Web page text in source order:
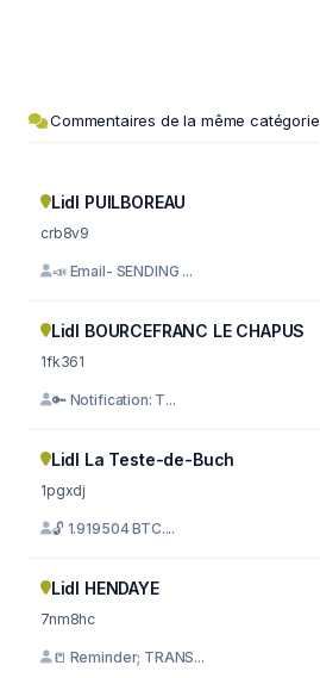
Commentaires de la même catégorie
Lidl PUILBOREAU
crb8v9
📣 Email- SENDING ...
Lidl BOURCEFRANC LE CHAPUS
1fk361
🔑 Notification: T...
Lidl La Teste-de-Buch
1pgxdj
🔓 1.919504 BTC....
Lidl HENDAYE
7nm8hc
📒 Reminder; TRANS...